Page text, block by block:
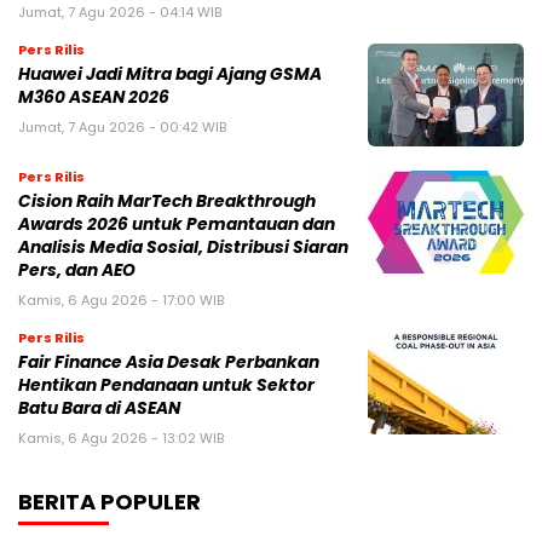
Jumat, 7 Agu 2026 - 04:14 WIB
Pers Rilis
Huawei Jadi Mitra bagi Ajang GSMA
M360 ASEAN 2026
Jumat, 7 Agu 2026 - 00:42 WIB
Pers Rilis
Cision Raih MarTech Breakthrough
Awards 2026 untuk Pemantauan dan
Analisis Media Sosial, Distribusi Siaran
Pers, dan AEO
Kamis, 6 Agu 2026 - 17:00 WIB
Pers Rilis
Fair Finance Asia Desak Perbankan
Hentikan Pendanaan untuk Sektor
Batu Bara di ASEAN
Kamis, 6 Agu 2026 - 13:02 WIB
BERITA POPULER